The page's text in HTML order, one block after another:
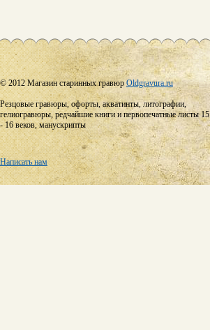
© 2012 Магазин старинных гравюрOldgravura.ru
Резцовые гравюры, офорты, акватинты, литографии,
гелиогравюры, редчайшие книги и первопечатные листы 15
- 16 веков, манускрипты
Написать нам